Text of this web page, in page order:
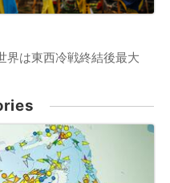
界は東西冷戦終結後最大